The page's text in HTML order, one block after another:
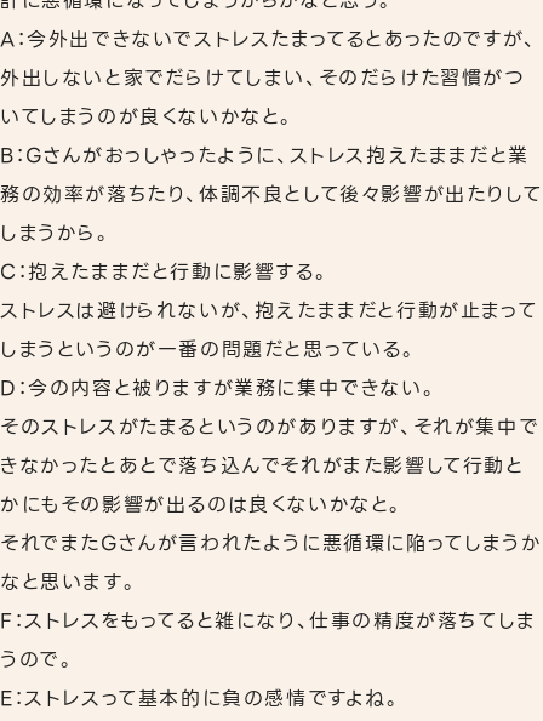
A：今外出できないでストレスたまってるとあったのですが、
外出しないと家でだらけてしまい、そのだらけた習慣がつ
いてしまうのが良くないかなと。
B：Gさんがおっしゃったように、ストレス抱えたままだと業
務の効率が落ちたり、体調不良として後々影響が出たりして
しまうから。
C：抱えたままだと行動に影響する。
ストレスは避けられないが、抱えたままだと行動が止まって
しまうというのが一番の問題だと思っている。
D：今の内容と被りますが業務に集中できない。
そのストレスがたまるというのがありますが、それが集中で
きなかったとあとで落ち込んでそれがまた影響して行動と
かにもその影響が出るのは良くないかなと。
それでまたGさんが言われたように悪循環に陥ってしまうか
なと思います。
F：ストレスをもってると雑になり、仕事の精度が落ちてしま
うので。
E：ストレスって基本的に負の感情ですよね。